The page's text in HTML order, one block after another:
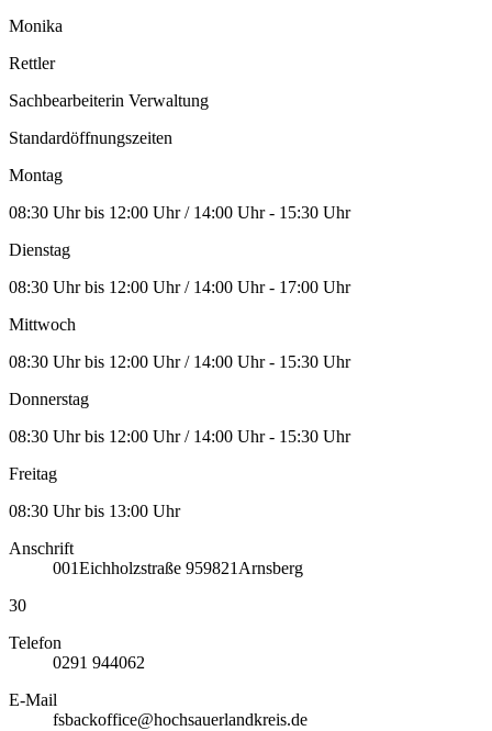
Monika
Rettler
Sachbearbeiterin Verwaltung
Standardöffnungszeiten
Montag
08:30 Uhr bis 12:00 Uhr / 14:00 Uhr - 15:30 Uhr
Dienstag
08:30 Uhr bis 12:00 Uhr / 14:00 Uhr - 17:00 Uhr
Mittwoch
08:30 Uhr bis 12:00 Uhr / 14:00 Uhr - 15:30 Uhr
Donnerstag
08:30 Uhr bis 12:00 Uhr / 14:00 Uhr - 15:30 Uhr
Freitag
08:30 Uhr bis 13:00 Uhr
Anschrift
001Eichholzstraße 959821 Arnsberg
30
Telefon
0291 944062
E-Mail
fsbackoffice@hochsauerlandkreis.de